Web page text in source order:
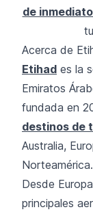
de
Acerca de
Etihad es la
Emiratos
fundada en
destinos de
Australia,
Norteamérica.
Desde
principales